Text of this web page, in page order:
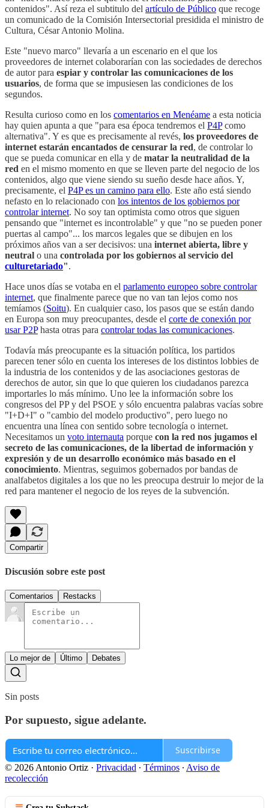
contenidos". Así reza el subtitulo del artículo de Público que recoge
un comunicado de la Comisión Intersectorial presidida el ministro de
Cultura, César Antonio Molina.
Este "nuevo marco" llevaría a un escenario en el que los
proveedores de internet colaborarían con las sociedades de derechos
de autor para espiar y controlar las comunicaciones de los
usuarios, de forma que se impusiesen las condiciones de los
segundos.
Resulta curioso como en los comentarios en Menéame a esta noticia
hay quien apunta a que "para esa época tendremos el P4Pcomo
alternativa". Y es que es precisamente al revés, los proveedores de
internet estarán encantados de censurar la red, de controlar lo
que se pueda comunicar en ella y de matar la neutralidad de la
red en el mismo momento en que se lleven parte del negocio de los
contenidos, algo que viene siendo su sueño desde hace años. Y,
precisamente, el P4P es un camino para ello. Este año está siendo
nefasto en lo relacionado con los intentos de los gobiernos por
controlar internet. No soy tan optimista como otros que siguen
pensando que "internet es incontrolable" y que "no se pueden poner
puertas al campo"... los marcos legales que se dibujen en los
próximos años van a ser decisivos: una internet abierta, libre y
neutral o una controlada por los gobiernos al servicio del
culturetariado".
Hace unos días se votaba en el parlamento europeo sobre controlar
internet, que finalmente parece que no van tan lejos como nos
temíamos (Soitu). En cualquier caso, los pasos que se están dando
en Europa son muy preocupantes, desde el corte de conexión por
usar P2Phasta otras para controlar todas las comunicaciones.
Todavía más preocupante es la situación política, los partidos
parecen tener sólo en cuenta los intereses de los distintos lobbies de
la industria de los contenidos y de las asociaciones gestoras de
derechos de autor, sin que lo que quieren los ciudadanos parezca
importarles lo más mínimo. Uno lee la información sobre los
congresos del PP y del PSOE y sólo encuentra palabras vacías sobre
"I+D+I" o "cambio del modelo productivo", pero luego no
encuentra una línea con sentido sobre tecnología o internet.
Necesitamos un voto internauta porque con la red nos jugamos el
secreto de las comunicaciones, de la libertad de información y
expresión y de un desarrollo económico más basado en el
conocimiento. Mientras, seguimos gobernados por bandas de
analfabetos digitales a los que no les preocupa destruir lo mejor de la
red para mantener el negocio de los reyes de la subvención.
Compartir
Discusión sobre este post
Comentarios Restacks
Lo mejor de Último Debates
Sin posts
Por supuesto, sigue adelante.
Suscribirse
© 2026 Antonio Ortiz · Privacidad ∙ Términos ∙ Aviso de
recolección